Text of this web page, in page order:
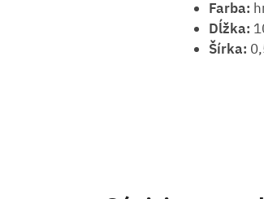
Farba:
Dĺžka:
Šírka: